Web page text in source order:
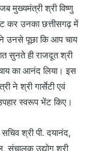
मुख्यमंत्री श्री विष्णु
कर उनका छत्तीसगढ़ में
ने उनसे पूछा कि आप चाय
सुनते ही राजदूत श्री
का आनंद लिया। इस
ने श्री गार्सेटी एवं
स्वरूप भेंट किए।
श्री पी. दयानंद,
संचालक उद्योग श्री